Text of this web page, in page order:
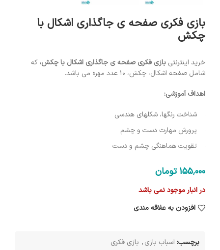
بازی فکری صفحه ی جاگذاری اشکال با
چکش
خرید اینترنتی بازی فکری صفحه ی جاگذاری اشکال با چکش، که
شامل صفحه اشکال، چکش، 10 عدد مهره می باشد.
اهداف آموزشی:
شناخت رنگها، شکلهای هندسی
پرورش مهارت دست و چشم
تقویت هماهنگی چشم و دست
155٬000 تومان
در انبار موجود نمی باشد
افزودن به علاقه مندی
برچسب: اسباب بازی, بازی فکری